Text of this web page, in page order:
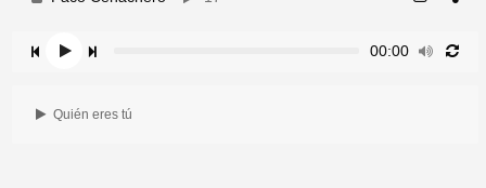
00:00
Quién eres tú